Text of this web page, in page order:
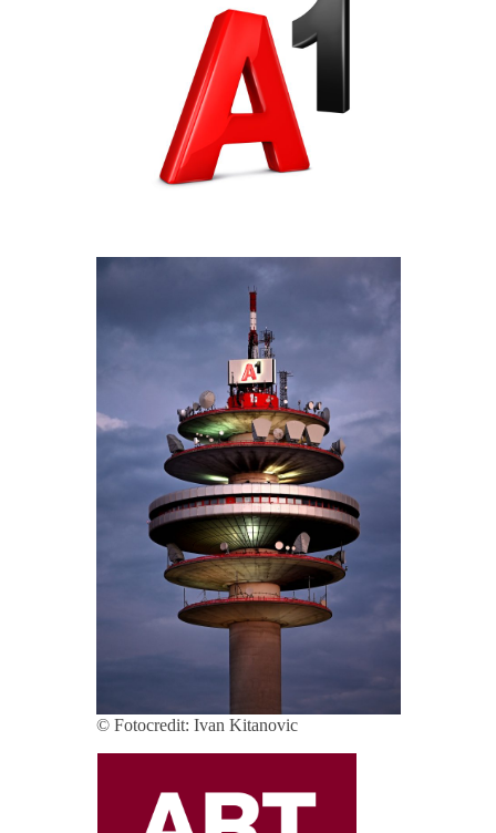
© Fotocredit: Ivan Kitanovic